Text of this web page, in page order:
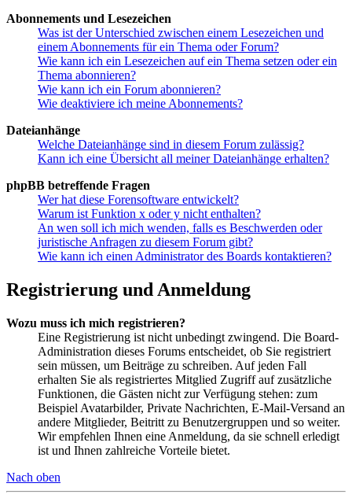
Abonnements und Lesezeichen
Was ist der Unterschied zwischen einem Lesezeichen und
einem Abonnements für ein Thema oder Forum?
Wie kann ich ein Lesezeichen auf ein Thema setzen oder ein
Thema abonnieren?
Wie kann ich ein Forum abonnieren?
Wie deaktiviere ich meine Abonnements?
Dateianhänge
Welche Dateianhänge sind in diesem Forum zulässig?
Kann ich eine Übersicht all meiner Dateianhänge erhalten?
phpBB betreffende Fragen
Wer hat diese Forensoftware entwickelt?
Warum ist Funktion x oder y nicht enthalten?
An wen soll ich mich wenden, falls es Beschwerden oder
juristische Anfragen zu diesem Forum gibt?
Wie kann ich einen Administrator des Boards kontaktieren?
Registrierung und Anmeldung
Wozu muss ich mich registrieren?
Eine Registrierung ist nicht unbedingt zwingend. Die Board-
Administration dieses Forums entscheidet, ob Sie registriert
sein müssen, um Beiträge zu schreiben. Auf jeden Fall
erhalten Sie als registriertes Mitglied Zugriff auf zusätzliche
Funktionen, die Gästen nicht zur Verfügung stehen: zum
Beispiel Avatarbilder, Private Nachrichten, E-Mail-Versand an
andere Mitglieder, Beitritt zu Benutzergruppen und so weiter.
Wir empfehlen Ihnen eine Anmeldung, da sie schnell erledigt
ist und Ihnen zahlreiche Vorteile bietet.
Nach oben